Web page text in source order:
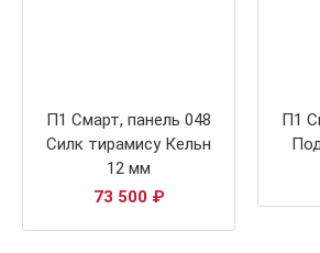
П1 Смарт, панель 048
Силк тирамису Кельн
12 мм
73 500 ₽
П1